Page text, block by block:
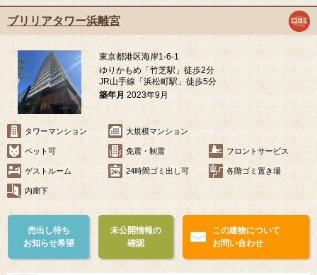
ブリリアタワー浜離宮
東京都港区海岸1-6-1
ゆりかもめ「竹芝駅」徒歩2分
JR山手線「浜松町駅」徒歩5分
築年月 2023年9月
タワーマンション 大規模マンション
ペット可 免震・制震 フロントサービス
ゲストルーム 24時間ゴミ出し可 各階ゴミ置き場
内廊下
売出し待ち
お知らせ希望
未公開情報の
確認
この建物について
お問い合わせ